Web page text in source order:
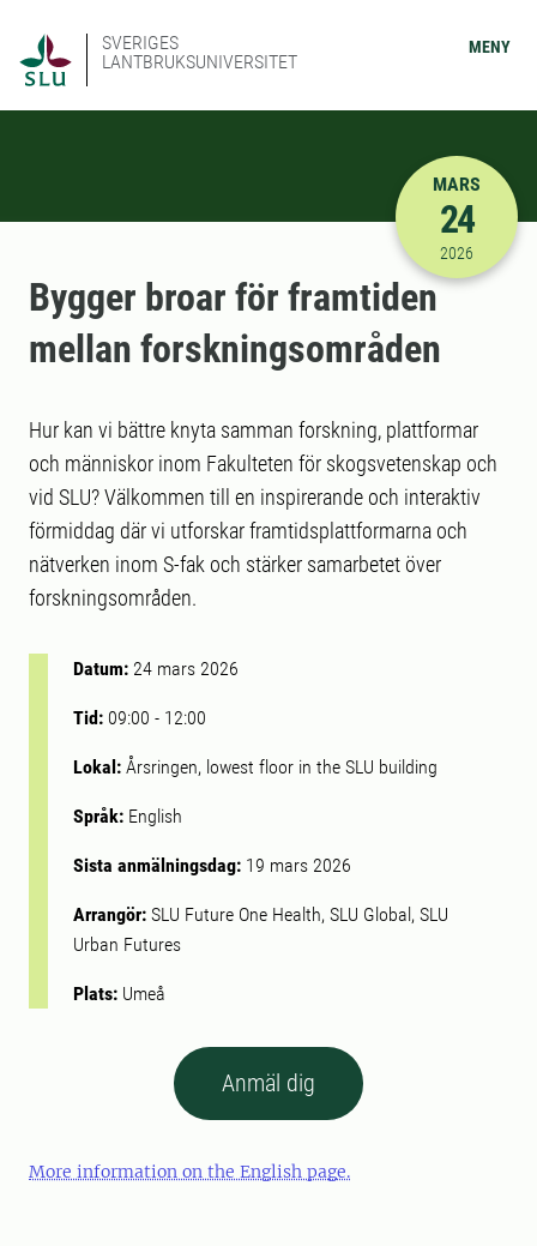
SVERIGES
LANTBRUKSUNIVERSITET
MENY
2026-03-
MARS
24
2026
Bygger broar för framtiden
mellan forskningsområden
Hur kan vi bättre knyta samman forskning, plattformar
och människor inom Fakulteten för skogsvetenskap och
vid SLU? Välkommen till en inspirerande och interaktiv
förmiddag där vi utforskar framtidsplattformarna och
nätverken inom S-fak och stärker samarbetet över
forskningsområden.
Datum: 24 mars 2026
Tid: 09:00 - 12:00
Lokal: Årsringen, lowest floor in the SLU building
Språk: English
Sista anmälningsdag: 19 mars 2026
Arrangör: SLU Future One Health, SLU Global, SLU
Urban Futures
Plats: Umeå
Anmäl dig
More information on the English page.